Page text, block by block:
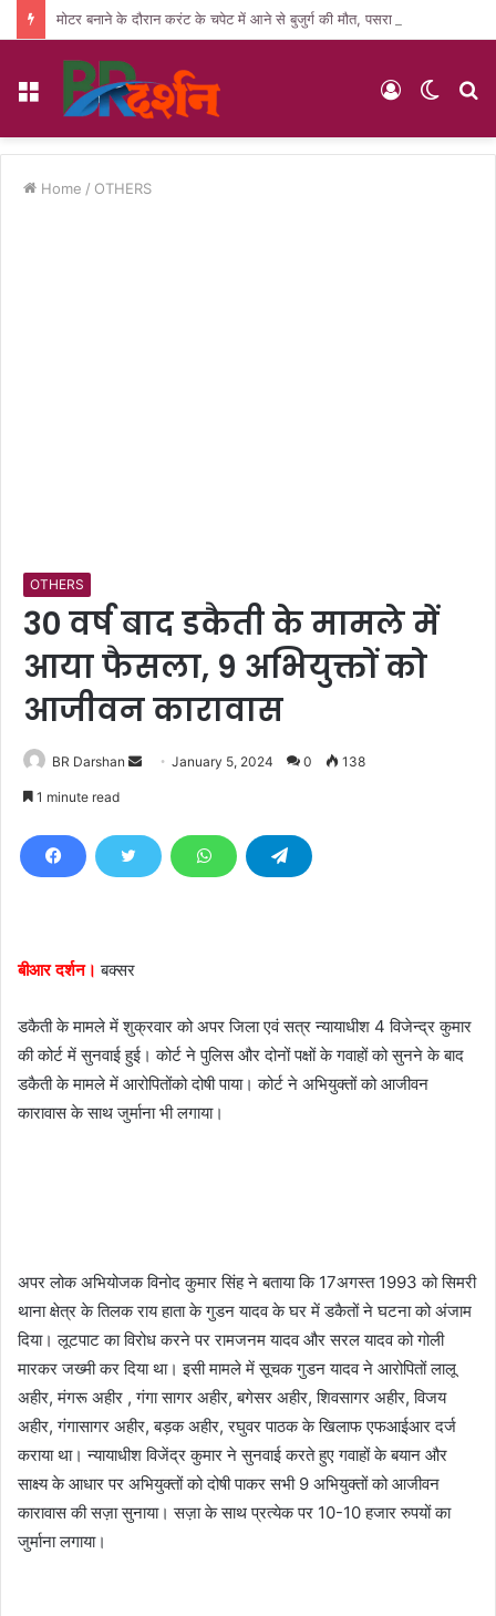
मोटर बनाने के दौरान करंट के चपेट में आने से बुजुर्ग की मौत, पसरा मातम
Menu
Switch
Log
Home / OTHERS
OTHERS
30 वर्ष बाद डकैती के मामले में
आया फैसला, 9 अभियुक्तों को
आजीवन कारावास
BR Darshan
d
l
January 5, 2024 0 138
1 minute read
बीआर दर्शन। बक्सर
डकैती के मामले में शुक्रवार को अपर जिला एवं सत्र न्यायाधीश 4 विजेन्द्र कुमार
की कोर्ट में सुनवाई हुई। कोर्ट ने पुलिस और दोनों पक्षों के गवाहों को सुनने के बाद
डकैती के मामले में आरोपितोंको दोषी पाया। कोर्ट ने अभियुक्तों को आजीवन
कारावास के साथ जुर्माना भी लगाया।
अपर लोक अभियोजक विनोद कुमार सिंह ने बताया कि 17अगस्त 1993 को सिमरी
थाना क्षेत्र के तिलक राय हाता के गुडन यादव के घर में डकैतों ने घटना को अंजाम
दिया। लूटपाट का विरोध करने पर रामजनम यादव और सरल यादव को गोली
मारकर जख्मी कर दिया था। इसी मामले में सूचक गुडन यादव ने आरोपितों लालू
अहीर, मंगरू अहीर , गंगा सागर अहीर, बगेसर अहीर, शिवसागर अहीर, विजय
अहीर, गंगासागर अहीर, बड़क अहीर, रघुवर पाठक के खिलाफ एफआईआर दर्ज
कराया था। न्यायाधीश विजेंद्र कुमार ने सुनवाई करते हुए गवाहों के बयान और
साक्ष्य के आधार पर अभियुक्तों को दोषी पाकर सभी 9 अभियुक्तों को आजीवन
कारावास की सज़ा सुनाया। सज़ा के साथ प्रत्येक पर 10-10 हजार रुपयों का
जुर्माना लगाया।